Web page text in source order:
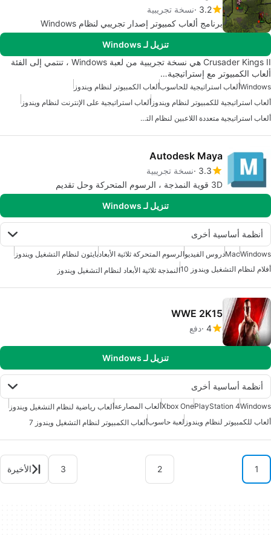
3.2 نسخة تجريبية
برنامج ألعاب كمبيوتر إصدار تجريبي لنظام Windows
تنزيل لـ Windows
Crusader Kings II هي نسخة تجريبية من لعبة Windows ، تنتمي إلى الفئة
ألعاب الكمبيوتر مع إستراتيجية…
Windowsألعاب استراتيجية للحاسوبألعاب الكمبيوتر لنظام ويندوز
ألعاب استراتيجية للكمبيوتر لنظام ويندوز ألعاب استراتيجية على الإنترنت لنظام ويندوز
ألعاب استراتيجية متعددة اللاعبين لنظام التشغيل ويندوز
Autodesk Maya
3.3 نسخة تجريبية
3D قوية النمذجة ، الرسوم المتحركة وحل تقديم
تنزيل لـ Windows
أنظمة أساسية أخرى
Windows
Macدروس الفيديوالرسوم المتحركة ثلاثية الأبعادبايثون لنظام التشغيل ويندوز
أفلام لنظام التشغيل ويندوز 10
النمذجة ثلاثية الأبعاد لنظام التشغيل ويندوز
WWE 2K15
4 دفع
تنزيل لـ Windows
أنظمة أساسية أخرى
Windows
PlayStation 4
Xbox Oneألعاب المصارعةألعاب رياضية لنظام التشغيل ويندوز
ألعاب للكمبيوتر لنظام ويندوز لعبة حاسوبألعاب الكمبيوتر لنظام التشغيل ويندوز 7
1
2
3 الأخيرة